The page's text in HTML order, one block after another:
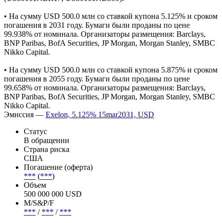
19 февраля 2025 Cbonds
18 февраля 2025 эмитент Exelon разместил еврооблигации
(US30161NBR17, US30161NBS99).
• На сумму USD 500.0 млн cо ставкой купона 5.125% и сроком
99.938% от номинала. Организаторы размещения: Barclays,
BNP Paribas, BofA Securities, JP Morgan, Morgan Stanley, SMBC
Nikko Capital.
• На сумму USD 500.0 млн cо ставкой купона 5.875% и сроком
погашения в 2055 году. Бумаги были проданы по цене
BNP Paribas, BofA Securities, JP Morgan, Morgan Stanley, SMBC
Nikko Capital.
Эмиссия —Exelon, 5.125% 15mar2031, USD
Статус
В обращении
Страна риска
США
Погашение (оферта)
*** ( ***)